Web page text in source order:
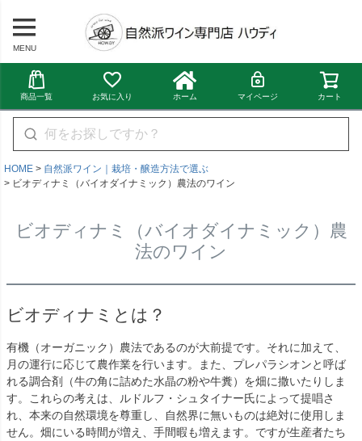
MENU
商品一覧 お気に入り ホーム マイページ カート
HOME
自然派ワイン｜栽培・醸造方法で選ぶ
ビオディナミ（バイオダイナミック）農法のワイン
ビオディナミ（バイオダイナミック）農
法のワイン
ビオディナミとは？
有機（オーガニック）農法であるのが大前提です。それに加えて、
月の運行に応じて農作業を行います。また、プレパラシオンと呼ば
れる調合剤（牛の角に詰めた水晶の粉や牛糞）を畑に撒いたりしま
す。これらの考えは、ルドルフ・シュタイナー氏によって提唱さ
れ、本来の自然環境を尊重し、自然界に無いものは絶対に使用しま
せん。畑にいる時間が増え、手間暇も増えます。ですが生産者たち